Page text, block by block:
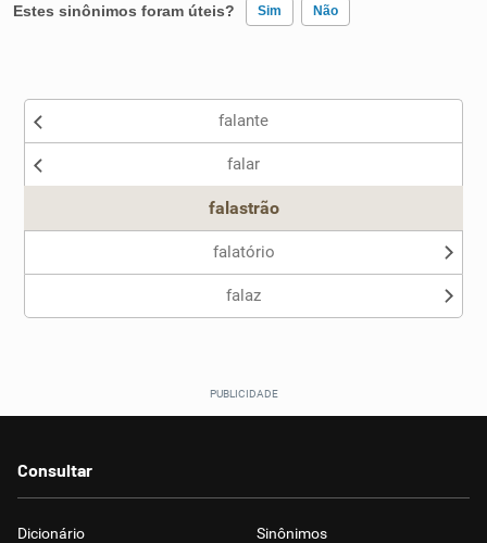
Conexões
Dicionário
Estes sinônimos foram úteis? Sim Não
Nenhum dos sinônimos apresentados me ajudou
falante
falar
falastrão
falatório
falaz
Consultar
Dicionário Sinônimos